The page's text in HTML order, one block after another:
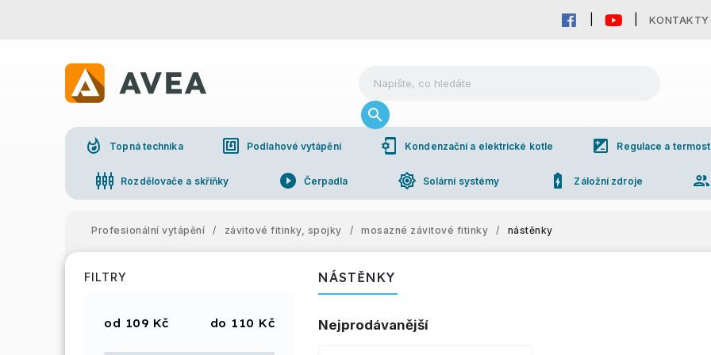
KONTAKTY
whatshot Topná technika nfc Podlahové vytápění phonelink_setup Kondenzační a elektrické kotle iso Regulace a
settings_input_component Rozdělovače a skříňky play_circle_filled Čerpadla brightness_high Solární systémy battery_charging_full Záložní zdroje group
Profesionální vytápění / závitové fitinky, spojky / mosazné závitové fitinky / nástěnky
FILTRY
109 Kč 110 Kč
NÁSTĚNKY
Nejprodávanější